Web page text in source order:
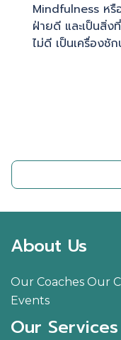
Mindfulness หรื
ฝ่ายดี และเป็นสิ่ง
ไม่ดี เป็นเครื่องชั
About Us
Our Coaches Our
Events
Our Services